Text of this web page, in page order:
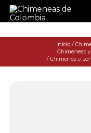
Inicio /
Chimeneas
/ Chimenea a